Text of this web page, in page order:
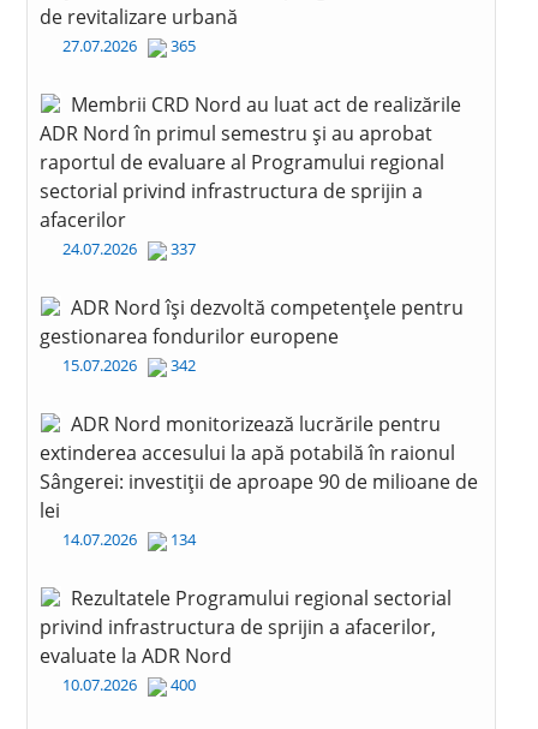
de revitalizare urbană
27.07.2026 365
Membrii CRD Nord au luat act de realizările
ADR Nord în primul semestru și au aprobat
raportul de evaluare al Programului regional
sectorial privind infrastructura de sprijin a
afacerilor
24.07.2026 337
ADR Nord își dezvoltă competențele pentru
gestionarea fondurilor europene
15.07.2026 342
ADR Nord monitorizează lucrările pentru
extinderea accesului la apă potabilă în raionul
Sângerei: investiții de aproape 90 de milioane de
lei
14.07.2026 134
Rezultatele Programului regional sectorial
privind infrastructura de sprijin a afacerilor,
evaluate la ADR Nord
10.07.2026 400